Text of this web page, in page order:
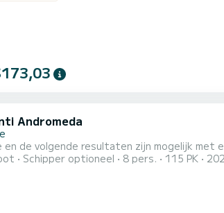
Andromeda
de volgende resultaten zijn mogelijk met
Schipper optioneel 8 pers. 115 PK